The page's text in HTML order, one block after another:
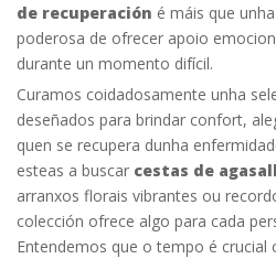
de recuperación é máis que
poderosa de ofrecer apoio
durante un momento difícil.
Curamos coidadosamente unha
deseñados para brindar confort,
quen se recupera dunha
esteas a buscar cestas de
arranxos florais vibrantes ou
colección ofrece algo para cada
Entendemos que o tempo é crucial